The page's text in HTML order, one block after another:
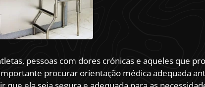
pessoas com dores crónicas e aqueles que
procurar orientação médica adequada